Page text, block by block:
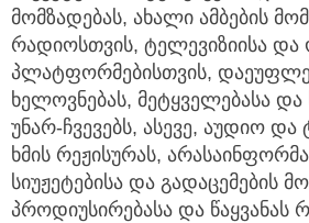
მომზადებას, ახალი ამბების
რადიოსთვის, ტელევიზიისა და
პლატფორმებისთვის,
ხელოვნებას, მეტყველებასა
უნარ-ჩვევებს, ასევე, აუდიო
ხმის რეჟისურას,
სიუჟეტებისა და გადაცემების
პროდიუსირებასა და წაყვანას